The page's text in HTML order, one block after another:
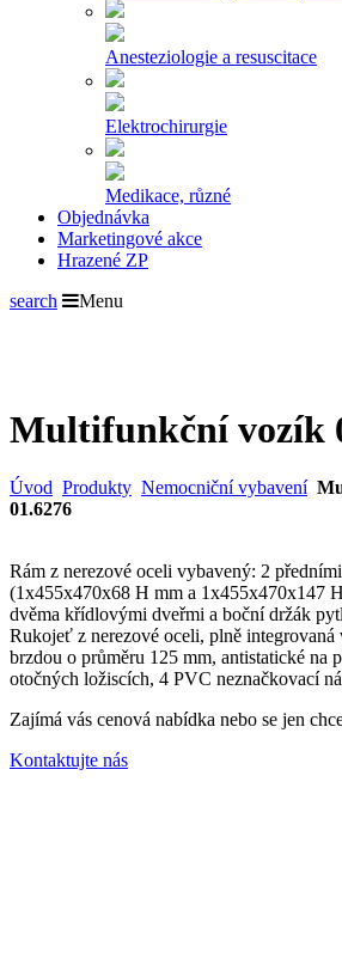
Anesteziologie a resuscitace
Elektrochirurgie
Medikace, různé
Objednávka
Marketingové akce
Hrazené ZP
search
Menu
Multifunkční vozík
Úvod Produkty Nemocniční vybavení
01.6276
Rám z nerezové oceli vybavený: 2
(1x455x470x68 H mm a 1x455x470x147
dvěma křídlovými dveřmi a boční držák
Rukojeť z nerezové oceli, plně integrovaná
brzdou o průměru 125 mm, antistatické na
otočných ložiscích, 4 PVC neznačkovací
Zajímá vás cenová nabídka nebo se jen
Kontaktujte nás